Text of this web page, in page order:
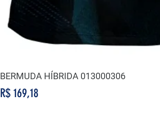
BERMUDA HÍBRIDA 013000306
Preço
R$ 169,18